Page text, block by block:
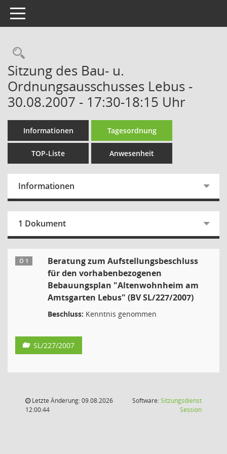
Toggle navigation
Rechercheauswahl
Sitzung des Bau- u.
Ordnungsausschusses Lebus -
30.08.2007 - 17:30-18:15 Uhr
Informationen Tagesordnung
TOP-Liste Anwesenheit
Informationen
1 Dokument
Ö 1
Beratung zum Aufstellungsbeschluss
für den vorhabenbezogenen
Bebauungsplan "Altenwohnheim am
Amtsgarten Lebus" (BV SL/227/2007)
Beschluss: Kenntnis genommen
SL/227/2007
Letzte Änderung: 09.08.2026
12:00:44
Software:Sitzungsdienst
Session(Wird in